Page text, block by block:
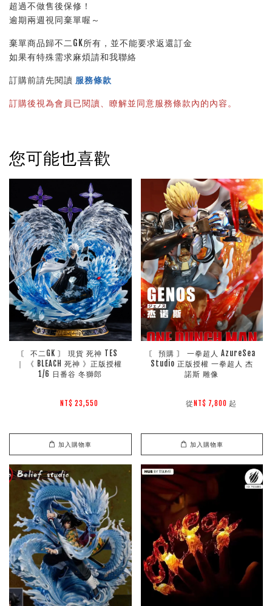
超過不做售後保修！
逾期兩週視同棄單喔～
棄單商品歸不二GK所有，並不能要求返還訂金
如果有特殊需求麻煩請和我聯絡
訂購前請先閱讀 服務條款
訂購後視為會員已閱讀、瞭解並同意服務條款內的內容。
您可能也喜歡
〘 不二GK 〙 現貨 死神 TES
｜ 《 BLEACH 死神 》正版授權
1/6 日番谷 冬獅郎
NT$ 23,550
加入購物車
〘 預購 〙 一拳超人 AzureSea
Studio 正版授權 一拳超人 杰
諾斯 雕像
        從
NT$ 7,800 起
加入購物車